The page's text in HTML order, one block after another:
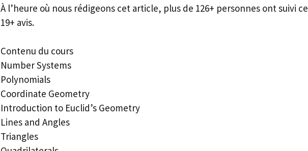
À l’heure où nous rédigeons cet article, plus de 126+ personnes ont suivi
19+ avis.
Contenu du cours
Number Systems
Polynomials
Coordinate Geometry
Introduction to Euclid’s Geometry
Lines and Angles
Triangles